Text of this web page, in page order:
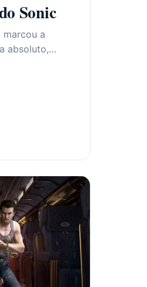
Sonic
marcou a
absoluto,…